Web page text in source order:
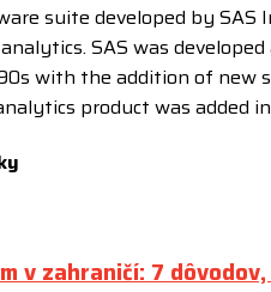
suite developed by
SAS was
with the addition of new
product was added
v zahraničí: 7